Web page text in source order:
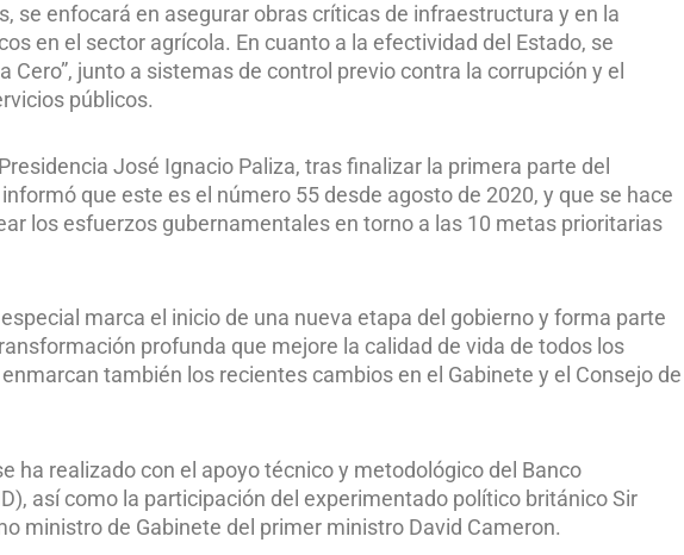
se enfocará en asegurar obras críticas de infraestructura y en la
en el sector agrícola. En cuanto a la efectividad del Estado, se
Cero”, junto a sistemas de control previo contra la corrupción y el
públicos.
José Ignacio Paliza, tras finalizar la primera parte del
que este es el número 55 desde agosto de 2020, y que se hace
los esfuerzos gubernamentales en torno a las 10 metas prioritarias
marca el inicio de una nueva etapa del gobierno y forma parte
profunda que mejore la calidad de vida de todos los
también los recientes cambios en el Gabinete y el Consejo de
ha realizado con el apoyo técnico y metodológico del Banco
así como la participación del experimentado político británico Sir
ministro de Gabinete del primer ministro David Cameron.